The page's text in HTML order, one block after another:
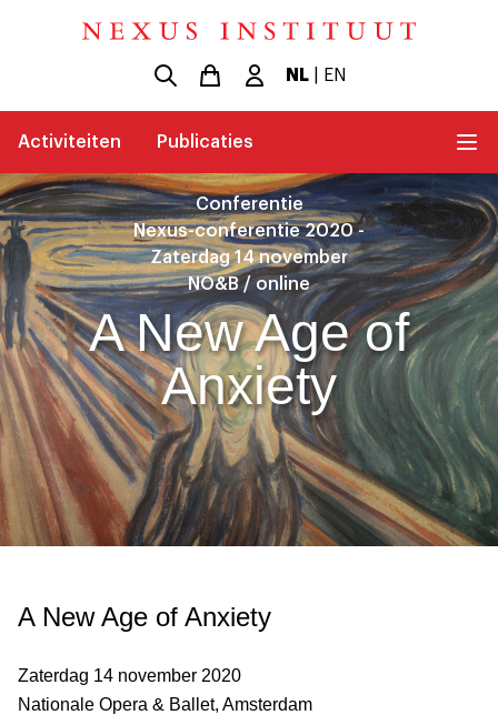
NL| EN
Activiteiten Publicaties
Conferentie
Nexus-conferentie 2020 -
Zaterdag 14 november
NO&B / online
A New Age of
Anxiety
A New Age of Anxiety
Zaterdag 14 november 2020
Nationale Opera & Ballet, Amsterdam